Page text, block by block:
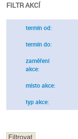
FILTR AKCÍ
termín od:
termín do:
zaměření
akce:
místo akce:
typ akce: